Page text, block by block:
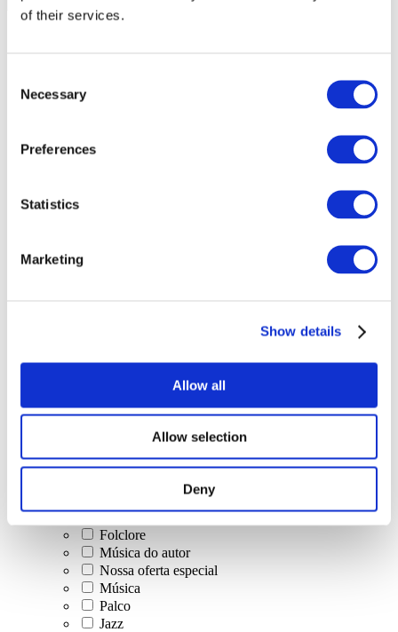
of their services.
Selection
Necessary
Preferences
Statistics
Marketing
Show details
Allow all
Allow selection
Deny
Música clássica
Música pop
música israelense
Folclore
Música do autor
Nossa oferta especial
Música
Palco
Jazz